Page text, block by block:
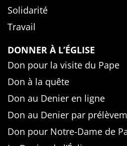
Solidarité
Travail
DONNER À L’ÉGLISE
Don pour la visite du Pape
Don à la quête
Don au Denier en ligne
Don au Denier par
Don pour Notre-Dame de